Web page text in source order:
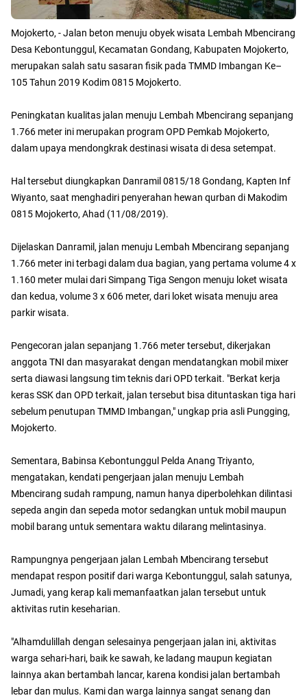
Mojokerto, - Jalan beton menuju obyek wisata Lembah Mbencirang
Desa Kebontunggul, Kecamatan Gondang, Kabupaten Mojokerto,
merupakan salah satu sasaran fisik pada TMMD Imbangan Ke–
105 Tahun 2019 Kodim 0815 Mojokerto.
Peningkatan kualitas jalan menuju Lembah Mbencirang sepanjang
1.766 meter ini merupakan program OPD Pemkab Mojokerto,
dalam upaya mendongkrak destinasi wisata di desa setempat.
Hal tersebut diungkapkan Danramil 0815/18 Gondang, Kapten Inf
Wiyanto, saat menghadiri penyerahan hewan qurban di Makodim
0815 Mojokerto, Ahad (11/08/2019).
Dijelaskan Danramil, jalan menuju Lembah Mbencirang sepanjang
1.766 meter ini terbagi dalam dua bagian, yang pertama volume 4 x
1.160 meter mulai dari Simpang Tiga Sengon menuju loket wisata
dan kedua, volume 3 x 606 meter, dari loket wisata menuju area
parkir wisata.
Pengecoran jalan sepanjang 1.766 meter tersebut, dikerjakan
anggota TNI dan masyarakat dengan mendatangkan mobil mixer
serta diawasi langsung tim teknis dari OPD terkait. "Berkat kerja
keras SSK dan OPD terkait, jalan tersebut bisa dituntaskan tiga hari
sebelum penutupan TMMD Imbangan," ungkap pria asli Pungging,
Mojokerto.
Sementara, Babinsa Kebontunggul Pelda Anang Triyanto,
mengatakan, kendati pengerjaan jalan menuju Lembah
Mbencirang sudah rampung, namun hanya diperbolehkan dilintasi
sepeda angin dan sepeda motor sedangkan untuk mobil maupun
mobil barang untuk sementara waktu dilarang melintasinya.
Rampungnya pengerjaan jalan Lembah Mbencirang tersebut
mendapat respon positif dari warga Kebontunggul, salah satunya,
Jumadi, yang kerap kali memanfaatkan jalan tersebut untuk
aktivitas rutin keseharian.
"Alhamdulillah dengan selesainya pengerjaan jalan ini, aktivitas
warga sehari-hari, baik ke sawah, ke ladang maupun kegiatan
lainnya akan bertambah lancar, karena kondisi jalan bertambah
lebar dan mulus. Kami dan warga lainnya sangat senang dan